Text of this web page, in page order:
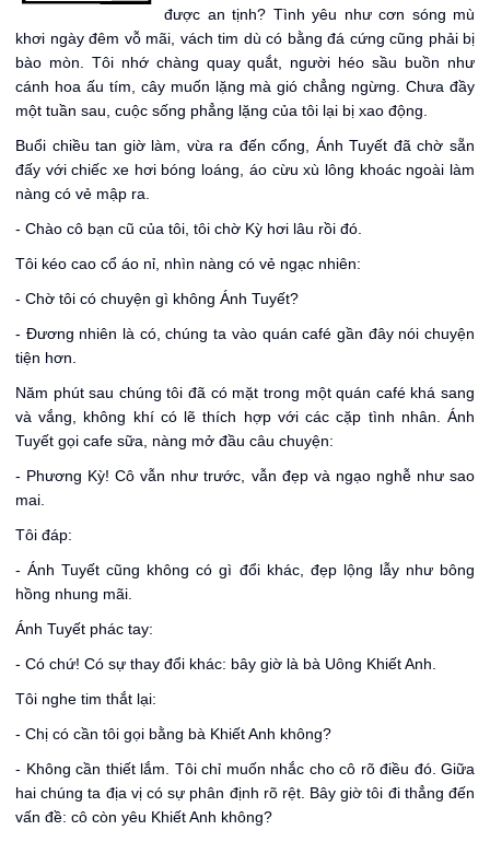
được an tịnh? Tình yêu như cơn sóng mù
khơi ngày đêm vỗ mãi, vách tim dù có bằng đá cứng cũng phải bị
bào mòn. Tôi nhớ chàng quay quắt, người héo sầu buồn như
cánh hoa ấu tím, cây muốn lặng mà gió chẳng ngừng. Chưa đầy
một tuần sau, cuộc sống phẳng lặng của tôi lại bị xao động.
Buổi chiều tan giờ làm, vừa ra đến cổng, Ánh Tuyết đã chờ sẵn
đấy với chiếc xe hơi bóng loáng, áo cừu xù lông khoác ngoài làm
nàng có vẻ mập ra.
- Chào cô bạn cũ của tôi, tôi chờ Kỳ hơi lâu rồi đó.
Tôi kéo cao cổ áo nỉ, nhìn nàng có vẻ ngạc nhiên:
- Chờ tôi có chuyện gì không Ánh Tuyết?
- Đương nhiên là có, chúng ta vào quán café gần đây nói chuyện
tiện hơn.
Năm phút sau chúng tôi đã có mặt trong một quán café khá sang
và vắng, không khí có lẽ thích hợp với các cặp tình nhân. Ánh
Tuyết gọi cafe sữa, nàng mở đầu câu chuyện:
- Phương Kỳ! Cô vẫn như trước, vẫn đẹp và ngạo nghễ như sao
mai.
Tôi đáp:
- Ánh Tuyết cũng không có gì đổi khác, đẹp lộng lẫy như bông
hồng nhung mãi.
Ánh Tuyết phác tay:
- Có chứ! Có sự thay đổi khác: bây giờ là bà Uông Khiết Anh.
Tôi nghe tim thắt lại:
- Chị có cần tôi gọi bằng bà Khiết Anh không?
- Không cần thiết lắm. Tôi chỉ muốn nhắc cho cô rõ điều đó. Giữa
hai chúng ta địa vị có sự phân định rõ rệt. Bây giờ tôi đi thẳng đến
vấn đề: cô còn yêu Khiết Anh không?